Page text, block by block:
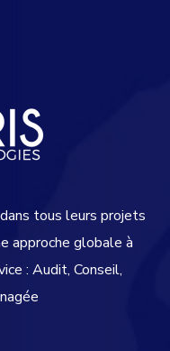
tous leurs projets
approche globale à
: Audit, Conseil,